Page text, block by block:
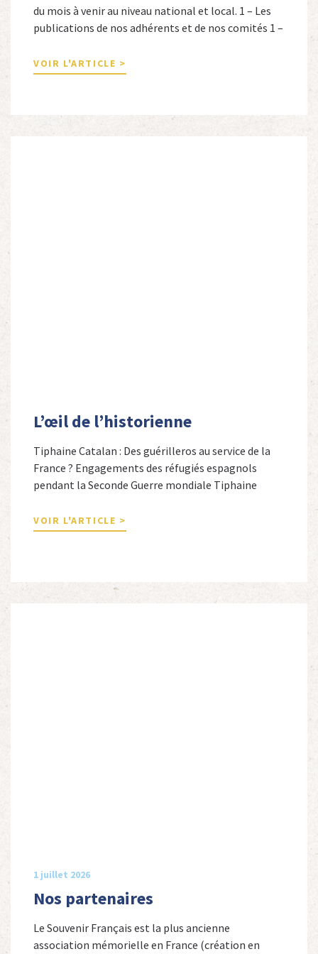
du mois à venir au niveau national et local. 1 – Les
publications de nos adhérents et de nos comités 1 –
Cordeboeuf, Christophe Touron et Agnès Dioné,
Nouvelles Sources Éditions, 2026. Ils venaient
autres […]
VOIR L'ARTICLE >
L’œil de l’historienne
Tiphaine Catalan : Des guérilleros au service de la
France ? Engagements des réfugiés espagnols
pendant la Seconde Guerre mondiale Tiphaine
secondaire et docteure en études hispaniques. Elle
est spécialiste de l’histoire contemporaine des
VOIR L'ARTICLE >
1 juillet 2026
Nos partenaires
Le Souvenir Français est la plus ancienne
association mémorielle en France (création en